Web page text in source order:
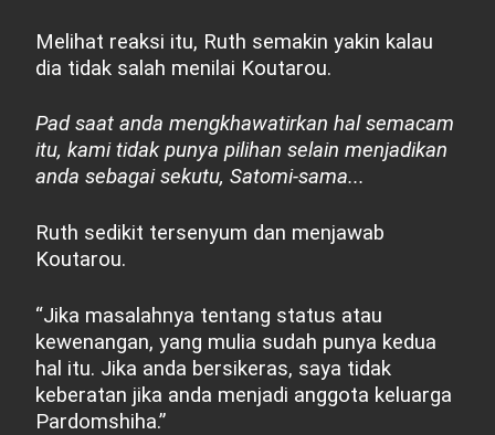
Melihat reaksi itu, Ruth semakin yakin kalau
dia tidak salah menilai Koutarou.
Pad saat anda mengkhawatirkan hal semacam
itu, kami tidak punya pilihan selain menjadikan
anda sebagai sekutu, Satomi-sama...
Ruth sedikit tersenyum dan menjawab
Koutarou.
“Jika masalahnya tentang status atau
kewenangan, yang mulia sudah punya kedua
hal itu. Jika anda bersikeras, saya tidak
keberatan jika anda menjadi anggota keluarga
Pardomshiha.”